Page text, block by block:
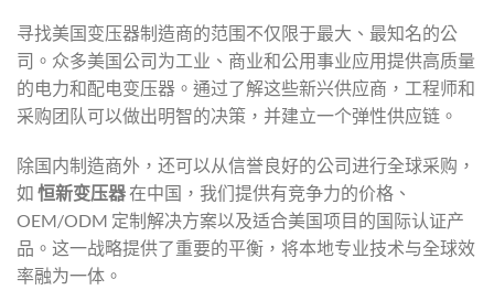
寻找美国变压器制造商的范围不仅限于最大、最知名的公
司。众多美国公司为工业、商业和公用事业应用提供高质量
的电力和配电变压器。通过了解这些新兴供应商，工程师和
采购团队可以做出明智的决策，并建立一个弹性供应链。
除国内制造商外，还可以从信誉良好的公司进行全球采购，
如 恒新变压器在中国，我们提供有竞争力的价格、
OEM/ODM 定制解决方案以及适合美国项目的国际认证产
品。这一战略提供了重要的平衡，将本地专业技术与全球效
率融为一体。